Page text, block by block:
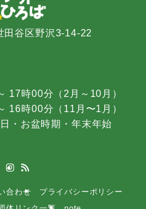
谷区野沢3-14-22
17時00分（2月～10月）
00分（11月〜1月）
・お盆時期・年末年始
合わせ
プライバシーポリシー